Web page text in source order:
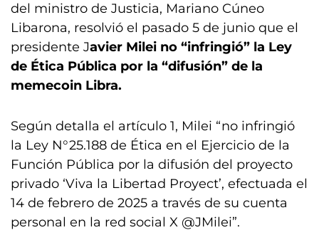
del ministro de Justicia, Mariano Cúneo
Libarona, resolvió el pasado 5 de junio que el
presidente Javier Milei no “infringió” la Ley
de Ética Pública por la “difusión” de la
memecoin Libra.
Según detalla el artículo 1, Milei “no infringió
la Ley N°25.188 de Ética en el Ejercicio de la
Función Pública por la difusión del proyecto
privado ‘Viva la Libertad Proyect’, efectuada el
14 de febrero de 2025 a través de su cuenta
personal en la red social X @JMilei”.